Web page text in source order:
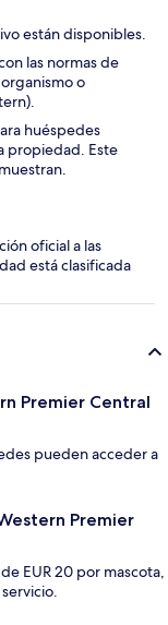
están disponibles.
las normas de
o
huéspedes
propiedad. Este
oficial a las
está clasificada
Premier Central
pueden acceder a
Premier
EUR 20 por mascota,